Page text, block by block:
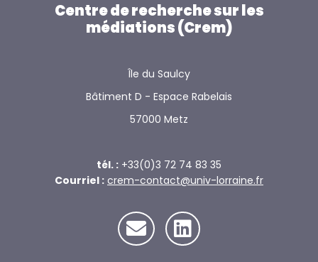
Centre de recherche sur les
médiations (Crem)
Île du Saulcy
Bâtiment D - Espace Rabelais
57000 Metz
tél. : +33(0)3 72 74 83 35
Courriel : crem-contact@univ-lorraine.fr